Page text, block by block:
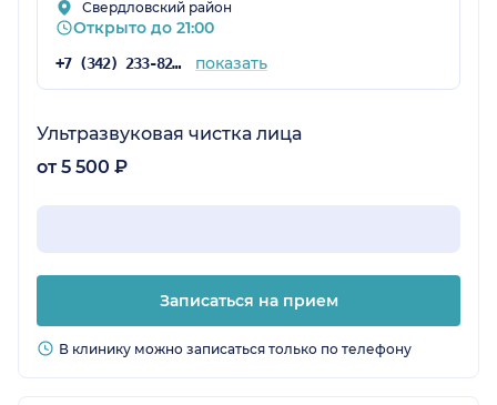
Свердловский район
Открыто до 21:00
+7 (342) 233-82-91 показать
Ультразвуковая чистка лица
от 5 500 ₽
Записаться на прием
В клинику можно записаться только по телефону